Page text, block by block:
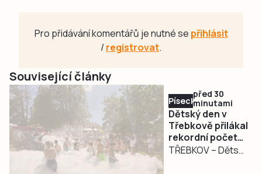
Pro přidávání komentářů je nutné se přihlásit
/registrovat.
Související články
Písecko
před 30
minutami
Dětský den v
Třebkově přilákal
rekordní počet
návštěvníků
TŘEBKOV – Dětský